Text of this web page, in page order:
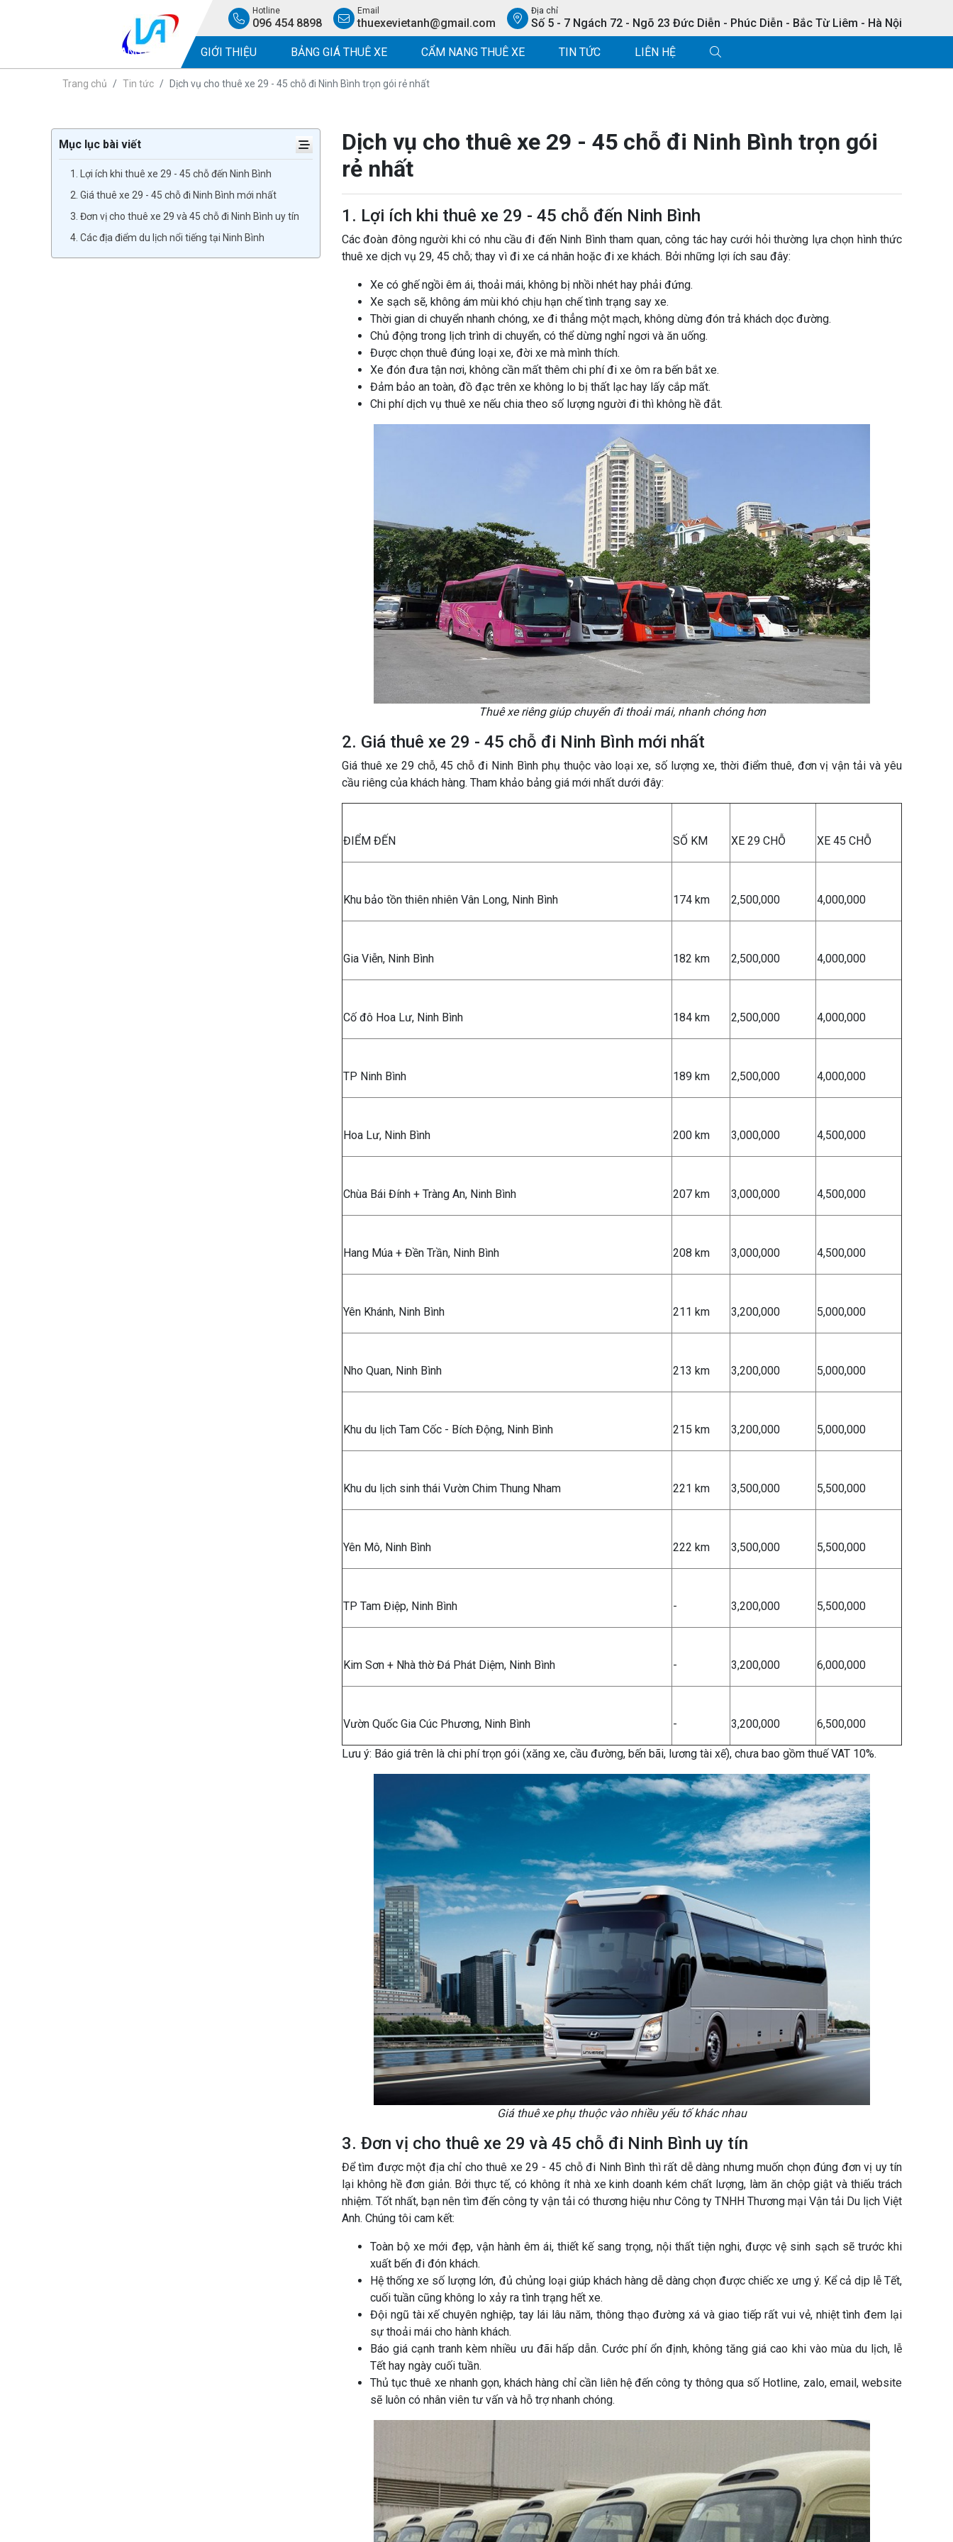
Hotline
096 454 8898
Email
thuexevietanh@gmail.com
Địa chỉ
Số 5 - 7 Ngách 72 - Ngõ 23 Đức Diễn - Phúc Diễn - Bắc Từ Liêm - Hà Nội
TRANG CHỦ GIỚI THIỆU BẢNG GIÁ THUÊ XE CẨM NANG THUÊ XE TIN TỨC LIÊN HỆ
Trang chủ Tin tức Dịch vụ cho thuê xe 29 - 45 chỗ đi Ninh Bình trọn gói rẻ nhất
Mục lục bài viết
1. Lợi ích khi thuê xe 29 - 45 chỗ đến Ninh Bình
2. Giá thuê xe 29 - 45 chỗ đi Ninh Bình mới nhất
3. Đơn vị cho thuê xe 29 và 45 chỗ đi Ninh Bình uy tín
4. Các địa điểm du lịch nổi tiếng tại Ninh Bình
Dịch vụ cho thuê xe 29 - 45 chỗ đi Ninh Bình trọn gói
rẻ nhất
1. Lợi ích khi thuê xe 29 - 45 chỗ đến Ninh Bình
Các đoàn đông người khi có nhu cầu đi đến Ninh Bình tham quan, công tác hay cưới hỏi thường lựa chọn hình thức
thuê xe dịch vụ 29, 45 chỗ; thay vì đi xe cá nhân hoặc đi xe khách. Bởi những lợi ích sau đây:
Xe có ghế ngồi êm ái, thoải mái, không bị nhồi nhét hay phải đứng.
Xe sạch sẽ, không ám mùi khó chịu hạn chế tình trạng say xe.
Thời gian di chuyển nhanh chóng, xe đi thẳng một mạch, không dừng đón trả khách dọc đường.
Chủ động trong lịch trình di chuyển, có thể dừng nghỉ ngơi và ăn uống.
Được chọn thuê đúng loại xe, đời xe mà mình thích.
Xe đón đưa tận nơi, không cần mất thêm chi phí đi xe ôm ra bến bắt xe.
Đảm bảo an toàn, đồ đạc trên xe không lo bị thất lạc hay lấy cắp mất.
Chi phí dịch vụ thuê xe nếu chia theo số lượng người đi thì không hề đắt.
Thuê xe riêng giúp chuyến đi thoải mái, nhanh chóng hơn
2. Giá thuê xe 29 - 45 chỗ đi Ninh Bình mới nhất
Giá thuê xe 29 chỗ, 45 chỗ đi Ninh Bình phụ thuộc vào loại xe, số lượng xe, thời điểm thuê, đơn vị vận tải và yêu
cầu riêng của khách hàng. Tham khảo bảng giá mới nhất dưới đây:
ĐIỂM ĐẾN SỐ KM XE 29 CHỖ XE 45 CHỖ
Khu bảo tồn thiên nhiên Vân Long, Ninh Bình 174 km 2,500,000 4,000,000
Gia Viễn, Ninh Bình 182 km 2,500,000 4,000,000
Cố đô Hoa Lư, Ninh Bình 184 km 2,500,000 4,000,000
TP Ninh Bình 189 km 2,500,000 4,000,000
Hoa Lư, Ninh Bình 200 km 3,000,000 4,500,000
Chùa Bái Đính + Tràng An, Ninh Bình 207 km 3,000,000 4,500,000
Hang Múa + Đền Trần, Ninh Bình 208 km 3,000,000 4,500,000
Yên Khánh, Ninh Bình 211 km 3,200,000 5,000,000
Nho Quan, Ninh Bình 213 km 3,200,000 5,000,000
Khu du lịch Tam Cốc - Bích Động, Ninh Bình 215 km 3,200,000 5,000,000
Khu du lịch sinh thái Vườn Chim Thung Nham 221 km 3,500,000 5,500,000
Yên Mô, Ninh Bình 222 km 3,500,000 5,500,000
TP Tam Điệp, Ninh Bình - 3,200,000 5,500,000
Kim Sơn + Nhà thờ Đá Phát Diệm, Ninh Bình - 3,200,000 6,000,000
Vườn Quốc Gia Cúc Phương, Ninh Bình - 3,200,000 6,500,000
Lưu ý: Báo giá trên là chi phí trọn gói (xăng xe, cầu đường, bến bãi, lương tài xế), chưa bao gồm thuế VAT 10%.
Giá thuê xe phụ thuộc vào nhiều yếu tố khác nhau
3. Đơn vị cho thuê xe 29 và 45 chỗ đi Ninh Bình uy tín
Để tìm được một địa chỉ cho thuê xe 29 - 45 chỗ đi Ninh Bình thì rất dễ dàng nhưng muốn chọn đúng đơn vị uy tín
lại không hề đơn giản. Bởi thực tế, có không ít nhà xe kinh doanh kém chất lượng, làm ăn chộp giật và thiếu trách
nhiệm. Tốt nhất, bạn nên tìm đến công ty vận tải có thương hiệu như Công ty TNHH Thương mại Vận tải Du lịch Việt
Anh. Chúng tôi cam kết:
Toàn bộ xe mới đẹp, vận hành êm ái, thiết kế sang trọng, nội thất tiện nghi, được vệ sinh sạch sẽ trước khi
xuất bến đi đón khách.
Hệ thống xe số lượng lớn, đủ chủng loại giúp khách hàng dễ dàng chọn được chiếc xe ưng ý. Kể cả dịp lễ Tết,
cuối tuần cũng không lo xảy ra tình trạng hết xe.
Đội ngũ tài xế chuyên nghiệp, tay lái lâu năm, thông thạo đường xá và giao tiếp rất vui vẻ, nhiệt tình đem lại
sự thoải mái cho hành khách.
Báo giá cạnh tranh kèm nhiều ưu đãi hấp dẫn. Cước phí ổn định, không tăng giá cao khi vào mùa du lịch, lễ
Tết hay ngày cuối tuần.
Thủ tục thuê xe nhanh gọn, khách hàng chỉ cần liên hệ đến công ty thông qua số Hotline, zalo, email, website
sẽ luôn có nhân viên tư vấn và hỗ trợ nhanh chóng.